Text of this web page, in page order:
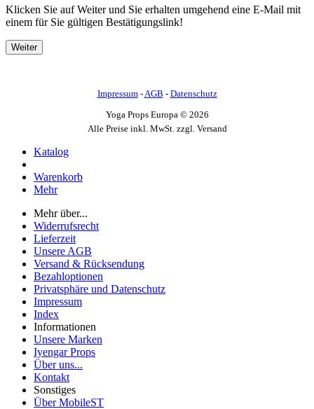
Klicken Sie auf Weiter und Sie erhalten umgehend eine E-Mail mit
einem für Sie gültigen Bestätigungslink!
Impressum-AGB - Datenschutz
Yoga Props Europa © 2026
Alle Preise inkl. MwSt. zzgl. Versand
Katalog
Warenkorb
Mehr
Mehr über...
Widerrufsrecht
Lieferzeit
Unsere AGB
Versand & Rücksendung
Bezahloptionen
Privatsphäre und Datenschutz
Impressum
Index
Informationen
Unsere Marken
Iyengar Props
Über uns...
Kontakt
Sonstiges
Über MobileST